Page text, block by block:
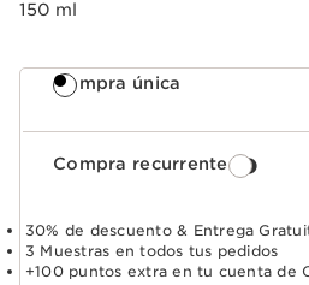
150 ml
Compra única
Compra recurrente
30% de descuento & Entrega
3 Muestras en todos tus pedidos
+100 puntos extra en tu cuenta de